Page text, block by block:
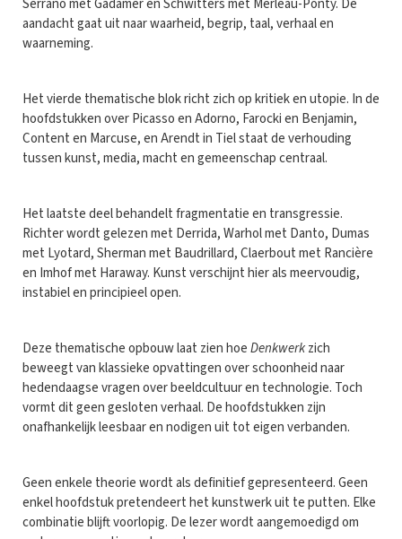
Serrano met Gadamer en Schwitters met Merleau-Ponty. De
aandacht gaat uit naar waarheid, begrip, taal, verhaal en
waarneming.
Het vierde thematische blok richt zich op kritiek en utopie. In de
hoofdstukken over Picasso en Adorno, Farocki en Benjamin,
Content en Marcuse, en Arendt in Tiel staat de verhouding
tussen kunst, media, macht en gemeenschap centraal.
Het laatste deel behandelt fragmentatie en transgressie.
Richter wordt gelezen met Derrida, Warhol met Danto, Dumas
met Lyotard, Sherman met Baudrillard, Claerbout met Rancière
en Imhof met Haraway. Kunst verschijnt hier als meervoudig,
instabiel en principieel open.
Deze thematische opbouw laat zien hoeDenkwerkzich
beweegt van klassieke opvattingen over schoonheid naar
hedendaagse vragen over beeldcultuur en technologie. Toch
vormt dit geen gesloten verhaal. De hoofdstukken zijn
onafhankelijk leesbaar en nodigen uit tot eigen verbanden.
Geen enkele theorie wordt als definitief gepresenteerd. Geen
enkel hoofdstuk pretendeert het kunstwerk uit te putten. Elke
combinatie blijft voorlopig. De lezer wordt aangemoedigd om